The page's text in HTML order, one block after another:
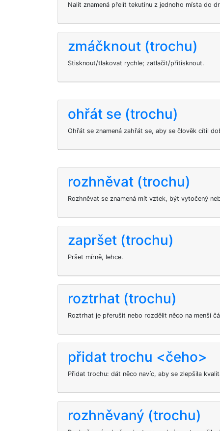
Nalít znamená přelít tekutinu z jednoho místa do
zmáčknout (trochu)
Stisknout/tlakovat rychle; zatlačit/přitisknout.
ohřát se (trochu)
Ohřát se znamená zahřát se, aby se člověk cítil
rozhněvat (trochu)
Rozhněvat se znamená mít vztek, být vytočený
zapršet (trochu)
Pršet mírně, lehce.
roztrhat (trochu)
Roztrhat je přerušit nebo rozdělit něco na menší
přidat trochu <čeho>
Přidat trochu: dát něco navíc, aby se zlepšila
rozhněvaný (trochu)